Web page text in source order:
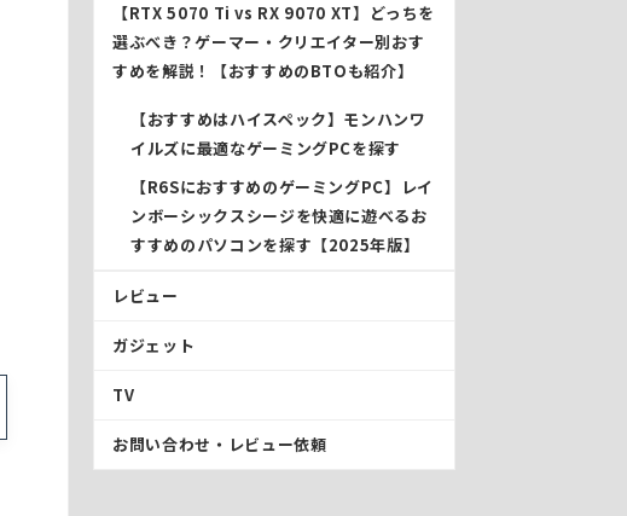
【RTX 5070 Ti vs RX 9070 XT】どっちを
選ぶべき？ゲーマー・クリエイター別おす
すめを解説！【おすすめのBTOも紹介】
【おすすめはハイスペック】モンハンワ
イルズに最適なゲーミングPCを探す
【R6SにおすすめのゲーミングPC】レイ
ンボーシックスシージを快適に遊べるお
すすめのパソコンを探す【2025年版】
レビュー
ガジェット
TV
お問い合わせ・レビュー依頼